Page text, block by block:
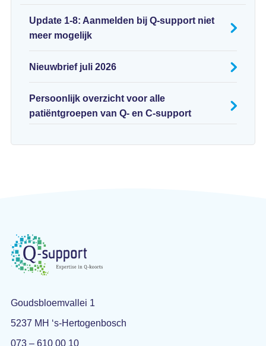
Update 1-8: Aanmelden bij Q-support niet
meer mogelijk
Nieuwbrief juli 2026
Persoonlijk overzicht voor alle
patiëntgroepen van Q- en C-support
Goudsbloemvallei 1
5237 MH ‘s-Hertogenbosch
073 – 610 00 10